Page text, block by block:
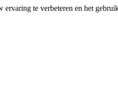
te verbeteren en het